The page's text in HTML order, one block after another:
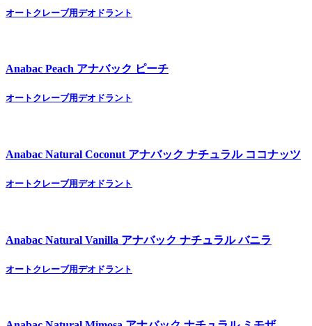
オートクレーブ用デオドラント
Anabac Peach アナバック ピーチ
オートクレーブ用デオドラント
Anabac Natural Coconut アナバック ナチュラル ココナッツ
オートクレーブ用デオドラント
Anabac Natural Vanilla アナバック ナチュラル バニラ
オートクレーブ用デオドラント